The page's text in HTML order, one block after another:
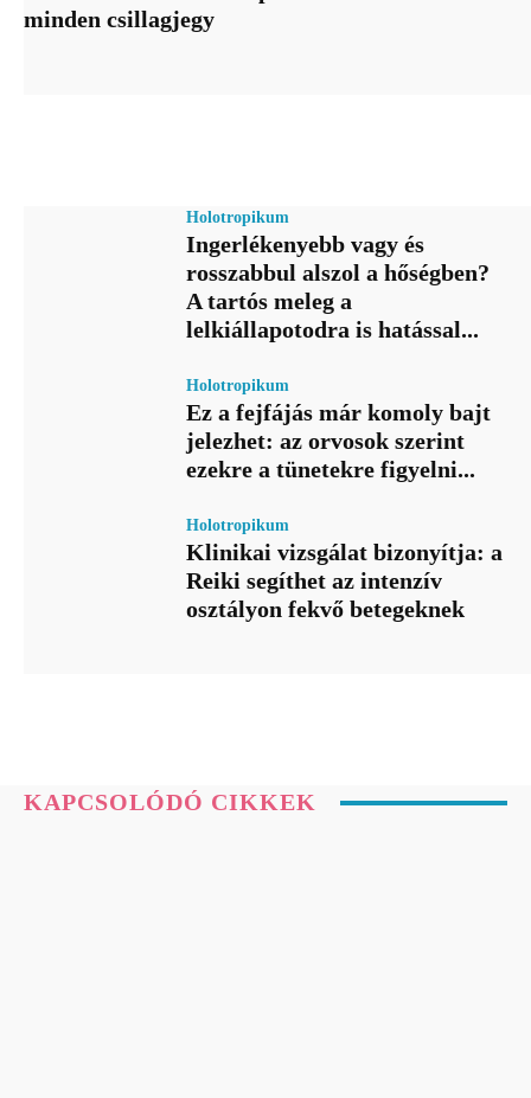
minden csillagjegy
Holotropikum
Ingerlékenyebb vagy és
rosszabbul alszol a hőségben?
A tartós meleg a
lelkiállapotodra is hatással...
Holotropikum
Ez a fejfájás már komoly bajt
jelezhet: az orvosok szerint
ezekre a tünetekre figyelni...
Holotropikum
Klinikai vizsgálat bizonyítja: a
Reiki segíthet az intenzív
osztályon fekvő betegeknek
KAPCSOLÓDÓ CIKKEK